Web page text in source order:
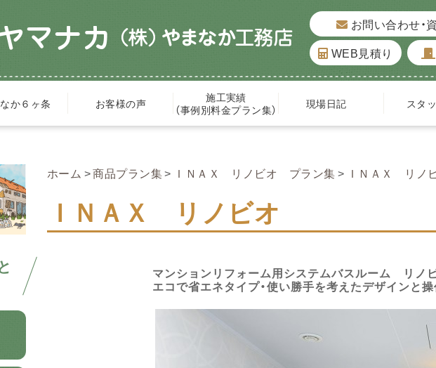
お問い合わせ・
WEB見積り
か６ヶ条 お客様の声
施工実績
（事例別料金プラン集）
現場日記 スタ
ホーム 商品プラン集 ＩＮＡＸ リノビオ プラン集 ＩＮＡＸ リノ
ＩＮＡＸ リノビオ
マンションリフォーム用システムバスルーム リノ
エコで省エネタイプ・使い勝手を考えたデザインと